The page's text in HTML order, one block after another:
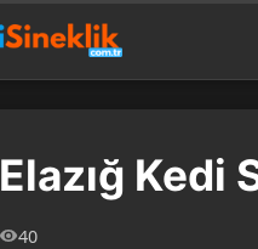
Elazığ Kedi
40